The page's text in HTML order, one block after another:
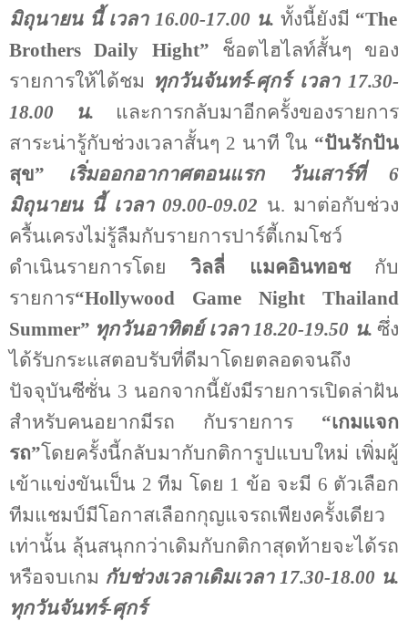
มิถุนายน นี้ เวลา 16.00-17.00 น. ทั้งนี้ยังมี “The
Brothers Daily Hight” ช็อตไฮไลท์สั้นๆ ของ
รายการให้ได้ชม ทุกวันจันทร์-ศุกร์ เวลา 17.30-
18.00
น.
และการกลับมาอีกครั้งของรายการ
สาระน่ารู้กับช่วงเวลาสั้นๆ 2 นาที ใน “ปันรักปัน
สุข” เริ่มออกอากาศตอนแรก วันเสาร์ที่6
มิถุนายน นี้ เวลา09.00-09.02 น. มาต่อกับช่วง
ครื้นเครงไม่รู้ลืมกับรายการปาร์ตี้เกมโชว์
ดำเนินรายการโดยวิลลี่ แมคอินทอช กับ
รายการ“Hollywood Game Night
Thailand
Summer” ทุกวันอาทิตย์ เวลา 18.20-19.50 น. ซึ่ง
ได้รับกระแสตอบรับที่ดีมาโดยตลอดจนถึง
ปัจจุบันซีซั่น 3 นอกจากนี้ยังมีรายการเปิดล่าฝัน
สำหรับคนอยากมีรถ กับรายการ “เกมแจก
รถ”โดยครั้งนี้กลับมากับกติการูปแบบใหม่ เพิ่มผู้
เข้าแข่งขันเป็น 2 ทีม โดย 1 ข้อ จะมี 6 ตัวเลือก
ทีมแชมป์มีโอกาสเลือกกุญแจรถเพียงครั้งเดียว
เท่านั้น ลุ้นสนุกกว่าเดิมกับกติกาสุดท้ายจะได้รถ
หรือจบเกม กับช่วงเวลาเดิมเวลา 17.30-18.00 น.
ทุกวันจันทร์-ศุกร์